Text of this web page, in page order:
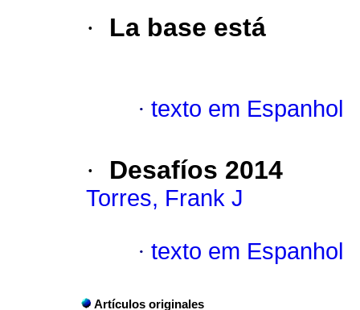
· La base está
· texto em Espanhol
· Desafíos 2014
Torres, Frank J
· texto em Espanhol
Artículos originales